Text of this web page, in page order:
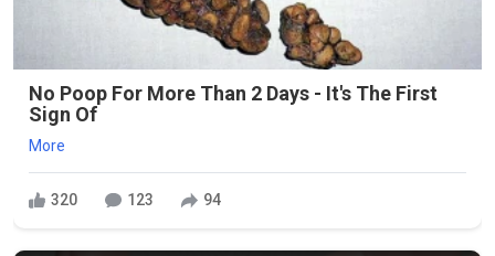
No Poop For More Than 2 Days - It's The First
Sign Of
More
320 123 94